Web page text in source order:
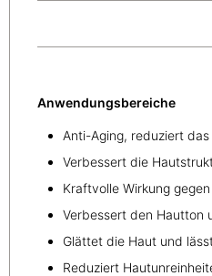
Anwendungsbereiche
Anti-Aging, reduziert
Verbessert die
Kraftvolle Wirkung
Verbessert den Hautton
Glättet die Haut und
Reduziert